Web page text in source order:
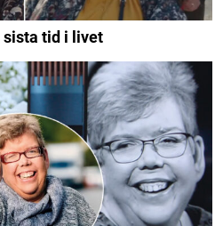
sista tid i livet